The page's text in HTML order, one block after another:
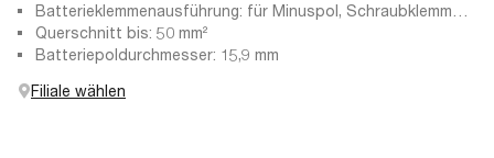
Batterieklemmenausführung: für Minuspol, Schraubklemme,
Pressteil
Querschnitt bis: 50 mm²
Batteriepoldurchmesser: 15,9 mm
Filiale wählen